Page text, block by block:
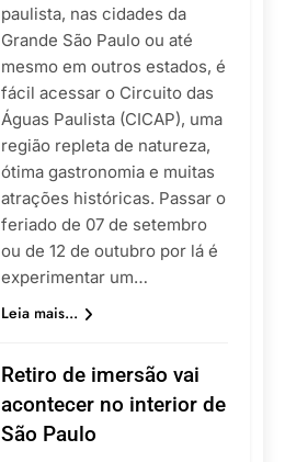
paulista, nas cidades da
Grande São Paulo ou até
mesmo em outros estados, é
fácil acessar o Circuito das
Águas Paulista (CICAP), uma
região repleta de natureza,
ótima gastronomia e muitas
atrações históricas. Passar o
feriado de 07 de setembro
ou de 12 de outubro por lá é
experimentar um…
Leia mais...
Retiro de imersão vai
acontecer no interior de
São Paulo